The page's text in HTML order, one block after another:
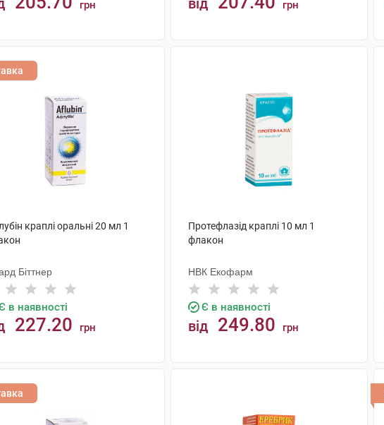
грн від грн
краплі оральні 20 мл 1
Біттнер
в наявності
227.20 грн
Протефлазід краплі 10 мл 1
флакон
НВК Екофарм
Є в наявності
від 249.80 грн